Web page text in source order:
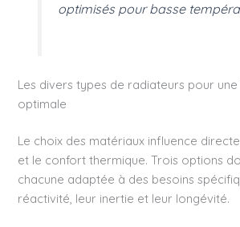
optimisés pour basse
Les divers types de radiateurs pour
optimale
Le choix des matériaux influence
et le confort thermique. Trois options
chacune adaptée à des besoins
réactivité, leur inertie et leur longévité.